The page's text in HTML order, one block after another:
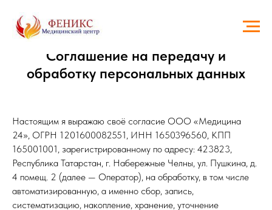
Соглашение на передачу и
обработку персональных данных
Настоящим я выражаю своё согласие ООО «Медицина
24», ОГРН 1201600082551, ИНН 1650396560, КПП
165001001, зарегистрированному по адресу: 423823,
Республика Татарстан, г. Набережные Челны, ул. Пушкина, д.
4 помещ. 2 (далее — Оператор), на обработку, в том числе
автоматизированную, а именно сбор, запись,
систематизацию, накопление, хранение, уточнение